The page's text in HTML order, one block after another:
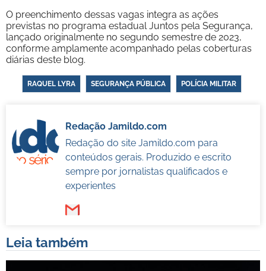
O preenchimento dessas vagas integra as ações
previstas no programa estadual Juntos pela Segurança,
lançado originalmente no segundo semestre de 2023,
conforme amplamente acompanhado pelas coberturas
diárias deste blog.
RAQUEL LYRA SEGURANÇA PÚBLICA POLÍCIA MILITAR
Redação Jamildo.com
Redação do site Jamildo.com para
conteúdos gerais. Produzido e escrito
sempre por jornalistas qualificados e
experientes
Leia também